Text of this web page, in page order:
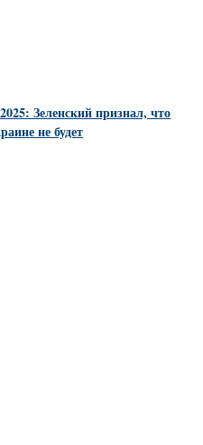
Зеленский признал, что
не будет